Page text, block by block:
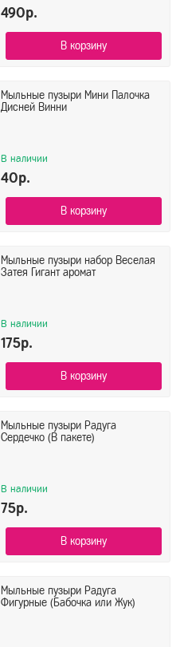
490р.
В корзину
Мыльные пузыри Мини Палочка
Дисней Винни
В наличии
40р.
В корзину
Мыльные пузыри набор Веселая
Затея Гигант аромат
В наличии
175р.
В корзину
Мыльные пузыри Радуга
Сердечко (В пакете)
В наличии
75р.
В корзину
Мыльные пузыри Радуга
Фигурные (Бабочка или Жук)